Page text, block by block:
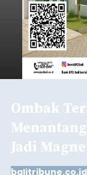
Ombak
Jadi